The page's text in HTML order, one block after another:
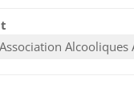
Association Alcooliques